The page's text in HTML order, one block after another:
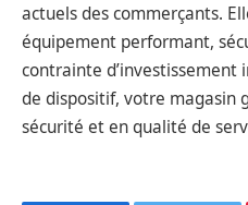
actuels des commerçants.
équipement performant,
contrainte d’investissement
de dispositif, votre magasin
sécurité et en qualité de